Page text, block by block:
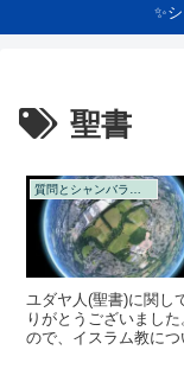
✨
聖書
ユダヤ人(聖書)に関し
りがとうございまし
ので、イスラム教に
に辿り着きました。